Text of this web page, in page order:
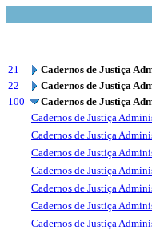
21
Cadernos de Justiça
22
Cadernos de Justiça
100
Cadernos de Justiça
Cadernos de Justiça
Cadernos de Justiça
Cadernos de Justiça
Cadernos de Justiça
Cadernos de Justiça
Cadernos de Justiça
Cadernos de Justiça